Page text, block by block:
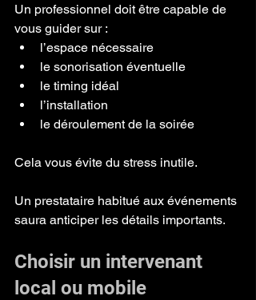
Un professionnel doit être capable de
vous guider sur :
l’espace nécessaire
le sonorisation éventuelle
le timing idéal
l’installation
le déroulement de la soirée
Cela vous évite du stress inutile.
Un prestataire habitué aux événements
saura anticiper les détails importants.
Choisir un intervenant
local ou mobile